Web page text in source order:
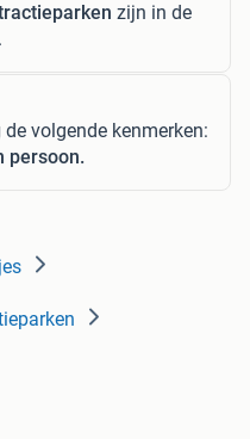
zijn in de
de volgende kenmerken:
persoon.